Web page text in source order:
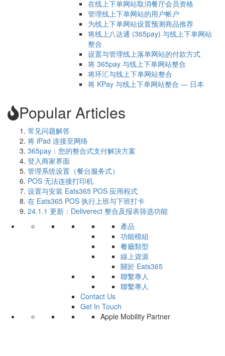
在线上下单网站取消餐厅会员资格
管理线上下单网站的用户帐户
为线上下单网站设置预测商品推荐
将线上八达通 (365pay) 与线上下单网站
整合
设置与管理线上落单网站的付款方式
将 365pay 与线上下单网站整合
将环汇与线上下单网站整合
将 KPay 与线上下单网站整合 — 日本
Popular Articles
常见问题解答
将 iPad 连接至网络
365pay：您的整合式支付解決方案
登入商家界面
管理系统设置（餐台服务式）
POS 无法连接打印机
设置与安装 Eats365 POS 应用程式
在 Eats365 POS 执行上班与下班打卡
24.1.1​ 更新：Deliverect 整合及报表筛选功能
產品
功能模組
餐廳類型
線上資源
關於 Eats365
聯繫專人
聯繫專人
Contact Us
Get In Touch
Apple Mobility Partner